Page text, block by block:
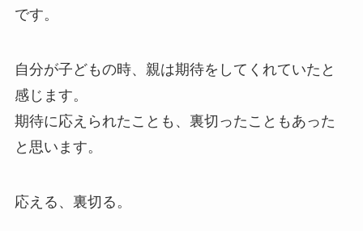
です。
自分が子どもの時、親は期待をしてくれていたと
感じます。
期待に応えられたことも、裏切ったこともあった
と思います。
応える、裏切る。